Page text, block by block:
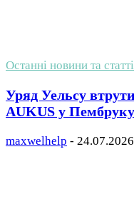
Останні новини та статті
Уряд Уельсу
AUKUS у Пембруку
maxwelhelp - 24.07.2026